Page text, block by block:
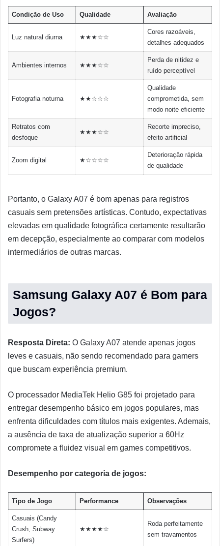
Condição de Uso Qualidade Avaliação
Luz natural diurna ★★★☆☆
Cores razoáveis,
detalhes adequados
Ambientes internos ★★★☆☆
Perda de nitidez e
ruído perceptível
Fotografia noturna ★★☆☆☆
Qualidade
comprometida, sem
modo noite eficiente
Retratos com
desfoque
★★★☆☆
Recorte impreciso,
efeito artificial
Zoom digital ★☆☆☆☆
Deterioração rápida
de qualidade
Portanto, o Galaxy A07 é bom apenas para registros
casuais sem pretensões artísticas. Contudo, expectativas
elevadas em qualidade fotográfica certamente resultarão
em decepção, especialmente ao comparar com modelos
intermediários de outras marcas.
Samsung Galaxy A07 é Bom para
Jogos?
Resposta Direta: O Galaxy A07 atende apenas jogos
leves e casuais, não sendo recomendado para gamers
que buscam experiência premium.
O processador MediaTek Helio G85 foi projetado para
entregar desempenho básico em jogos populares, mas
enfrenta dificuldades com títulos mais exigentes. Ademais,
a ausência de taxa de atualização superior a 60Hz
compromete a fluidez visual em games competitivos.
Desempenho por categoria de jogos:
Tipo de Jogo Performance Observações
Casuais (Candy
Crush, Subway
Surfers)
★★★★☆
Roda perfeitamente
sem travamentos